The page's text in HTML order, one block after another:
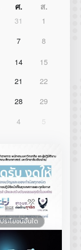
ศ. ส.
31
1
7 8
14
15
21
22
28
29
4 5
ะโยชน์อื่นใด